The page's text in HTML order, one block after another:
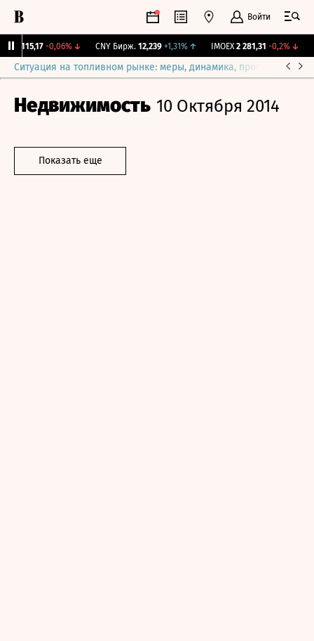
Войти
115,17 -0,06%↓ CNY Бирж. 12,239 +1,31% ↑ IMOEX 2 281,31 -0,2%↓
Ситуация на топливном рынке: меры, динамика, прогнозы
Недвижимость 10 Октября 2014
Показать еще